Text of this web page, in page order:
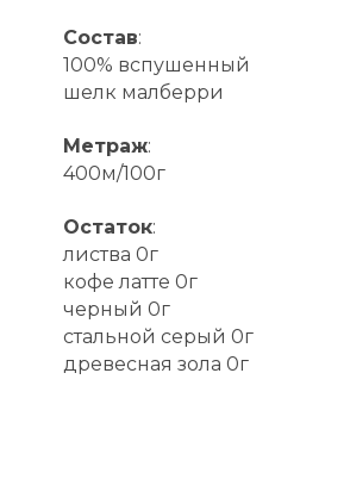
Состав:
100% вспушенный
шелк малберри
Метраж:
400м/100г
Остаток:
листва 0г
кофе латте 0г
черный 0г
стальной серый 0г
древесная зола 0г